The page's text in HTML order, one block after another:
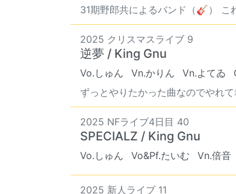
31期野郎共によるバンド（🎸） こ
2025 クリスマスライブ 9
逆夢 / King Gnu
Vo.しゅん Vn.かりん Vn.よてゐ
ずっとやりたかった曲なのでやれ
2025 NFライブ4日目 40
SPECIALZ / King Gnu
Vo.しゅん Vo&Pf.たいむ Vn.倍
2025 新人ライブ 11